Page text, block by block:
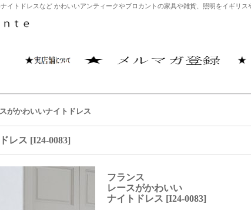
イトドレスなど かわいいアンティークやブロカントの家具や雑貨、照明をイギリ
がかわいいナイトドレス
レス [I24-0083]
フランス
レースがかわいい
ナイトドレス [I24-0083]